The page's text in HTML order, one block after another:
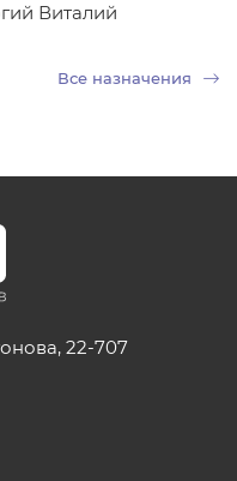
Виталий
Все назначения
22-707